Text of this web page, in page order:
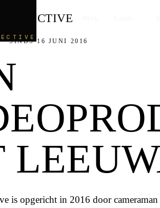
· SINDS 16 JUNI 2016
is opgericht in 2016 door cameraman